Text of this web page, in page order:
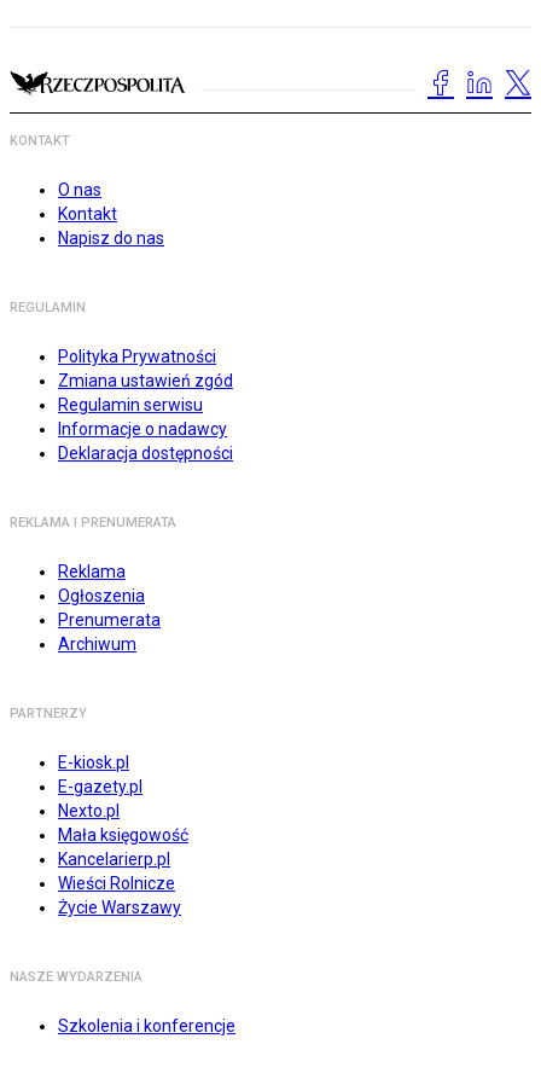
KONTAKT
O nas
Kontakt
Napisz do nas
REGULAMIN
Polityka Prywatności
Zmiana ustawień zgód
Regulamin serwisu
Informacje o nadawcy
Deklaracja dostępności
REKLAMA I PRENUMERATA
Reklama
Ogłoszenia
Prenumerata
Archiwum
PARTNERZY
E-kiosk.pl
E-gazety.pl
Nexto.pl
Mała księgowość
Kancelarierp.pl
Wieści Rolnicze
Życie Warszawy
NASZE WYDARZENIA
Szkolenia i konferencje